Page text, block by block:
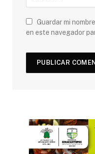
Guardar mi
en este navegador